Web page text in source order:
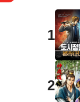
1
2